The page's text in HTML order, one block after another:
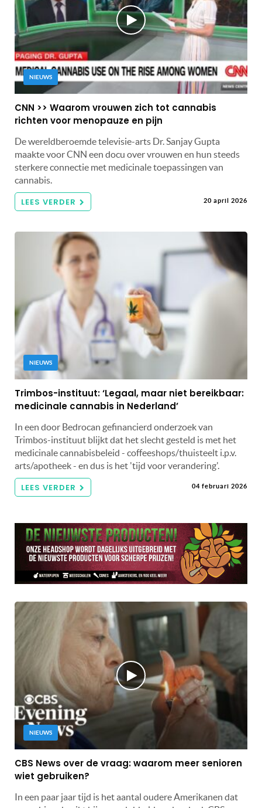
NIEUWS
CNN >> Waarom vrouwen zich tot cannabis
richten voor menopauze en pijn
De wereldberoemde televisie-arts Dr. Sanjay Gupta
maakte voor CNN een docu over vrouwen en hun steeds
sterkere connectie met medicinale toepassingen van
cannabis.
LEES VERDER 20 april 2026
NIEUWS
Trimbos-instituut: ‘Legaal, maar niet bereikbaar:
medicinale cannabis in Nederland’
In een door Bedrocan gefinancierd onderzoek van
Trimbos-instituut blijkt dat het slecht gesteld is met het
medicinale cannabisbeleid - coffeeshops/thuisteelt i.p.v.
arts/apotheek - en dus is het 'tijd voor verandering'.
LEES VERDER 04 februari 2026
NIEUWS
CBS News over de vraag: waarom meer senioren
wiet gebruiken?
In een paar jaar tijd is het aantal oudere Amerikanen dat